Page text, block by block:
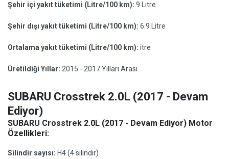
Şehir içi yakıt tüketimi (Litre/100 km): 9 Litre
Şehir dışı yakıt tüketimi (Litre/100 km): 6.9 Litre
Ortalama yakıt tüketimi (Litre/100 km): itre
Üretildiği Yıllar: 2015 - 2017 Yılları Arası
SUBARU Crosstrek 2.0L (2017 - Devam
Ediyor)
SUBARU Crosstrek 2.0L (2017 - Devam Ediyor) Motor
Özellikleri:
Silindir sayısı: H4 (4 silindir)